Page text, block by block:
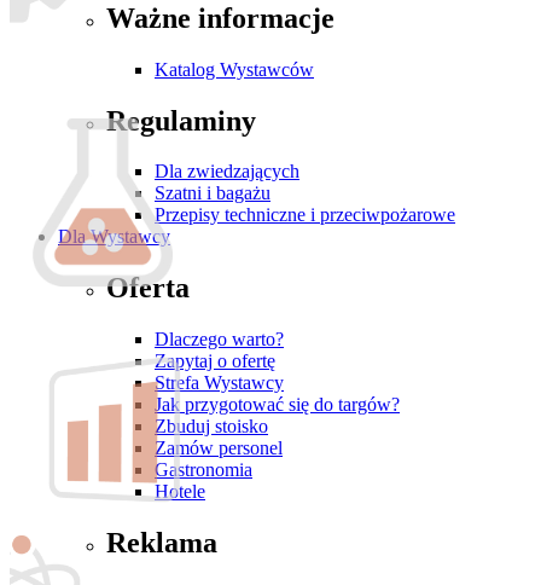
Ważne informacje
Katalog Wystawców
Regulaminy
Dla zwiedzających
Szatni i bagażu
Przepisy techniczne i przeciwpożarowe
Dla Wystawcy
Oferta
Dlaczego warto?
Zapytaj o ofertę
Strefa Wystawcy
Jak przygotować się do targów?
Zbuduj stoisko
Zamów personel
Gastronomia
Hotele
Reklama